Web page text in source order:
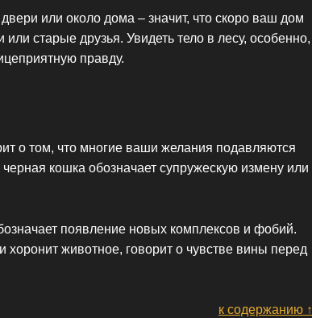
или около дома – значит, что скоро ваш дом
или старые друзья. Увидеть тело в лесу, особенно,
правду.
о том, что многие ваши желания подавляются
кошка обозначает супружескую измену или
появление новых комплексов и фобий.
хоронит животное, говорит о чувстве вины перед
к содержанию ↑